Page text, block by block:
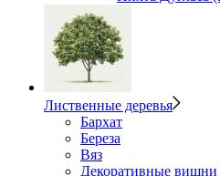
Лиственные деревья
Бархат
Береза
Вяз
Декоративные вишни